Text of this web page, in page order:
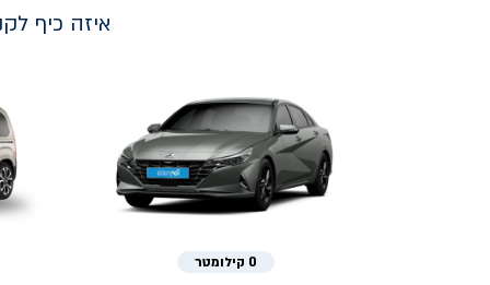
איזה כיף
0 קילומטר